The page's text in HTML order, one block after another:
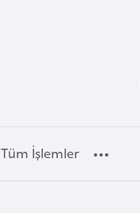
Tüm İşlemler